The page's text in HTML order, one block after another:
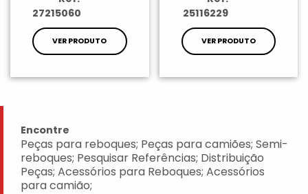
27215060
VER PRODUTO
25116229
VER PRODUTO
Encontre
Peças para reboques; Peças para camiões; Semi-
reboques; Pesquisar Referências; Distribuição
Peças; Acessórios para Reboques; Acessórios
para camião;